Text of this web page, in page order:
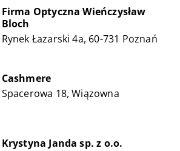
Firma Optyczna Wieńczysław
Bloch
Rynek Łazarski 4a, 60-731 Poznań
Cashmere
Spacerowa 18, Wiązowna
Krystyna Janda sp. z o.o.